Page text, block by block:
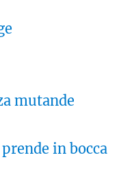
mutande
in bocca